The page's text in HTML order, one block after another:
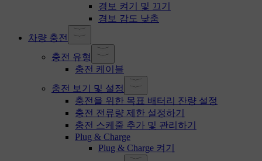
경보 켜기 및 끄기
경보 감도 낮춤
차량 충전
충전 유형
충전 케이블
충전 보기 및 설정
충전을 위한 목표 배터리 잔량 설정
충전 전류량 제한 설정하기
충전 스케줄 추가 및 관리하기
Plug & Charge
Plug & Charge 켜기